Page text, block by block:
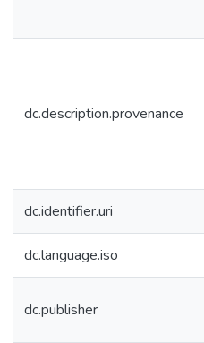
dc.description.provenance
dc.identifier.uri
dc.language.iso
dc.publisher